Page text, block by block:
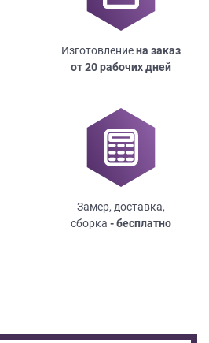
Изготовлениена заказ
от 20 рабочих дней
Замер, доставка,
сборка - бесплатно